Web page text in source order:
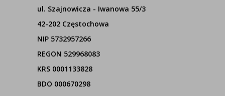
ul. Szajnowicza - Iwanowa 55/3
42-202 Częstochowa
NIP 5732957266
REGON 529968083
KRS 0001133828
BDO 000670298